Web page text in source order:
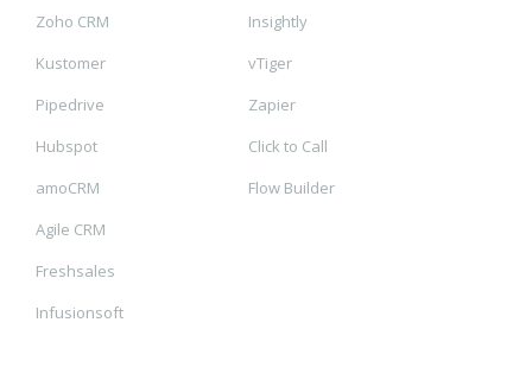
Zoho CRM
Kustomer
Pipedrive
Hubspot
amoCRM
Agile CRM
Freshsales
Infusionsoft
Insightly
vTiger
Zapier
Click to Call
Flow Builder